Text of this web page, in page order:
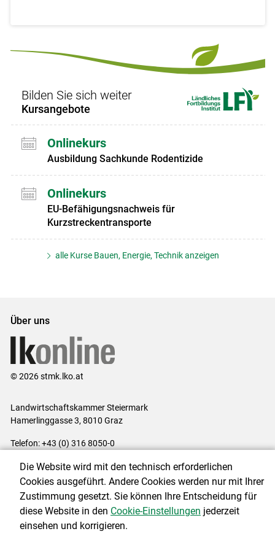
Bilden Sie sich weiter
Kursangebote
Onlinekurs
Ausbildung Sachkunde Rodentizide
Onlinekurs
EU-Befähigungsnachweis für
Kurzstreckentransporte
alle Kurse Bauen, Energie, Technik anzeigen
Über uns
© 2026 stmk.lko.at
Landwirtschaftskammer Steiermark
Hamerlinggasse 3, 8010 Graz
Telefon: +43 (0) 316 8050-0
Impressum|Kontakt|Datenschutzerklärung|Barrierefreiheit|
Cookie-Einstellungen
Die Website wird mit den technisch erforderlichen
Cookies ausgeführt. Andere Cookies werden nur mit Ihrer
Zustimmung gesetzt. Sie können Ihre Entscheidung für
diese Website in den Cookie-Einstellungen jederzeit
einsehen und korrigieren.